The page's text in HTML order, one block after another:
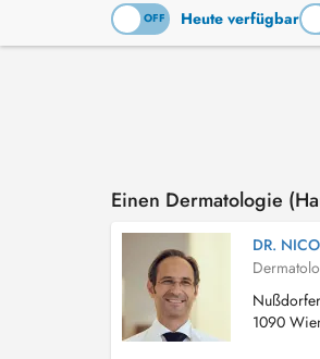
OFF Heute verfügbar
ON
Einen Dermatologie
DR.
1090